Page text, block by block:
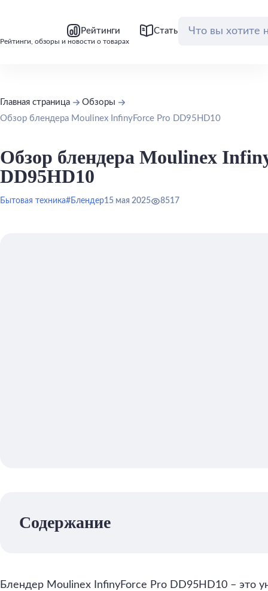
Рейтинги, обзоры и новости о товарах
Рейтинги Статьи Обзоры
Главная страница
Обзоры
Обзор блендера Moulinex InfinyForce Pro DD95HD10
Обзор блендера Moulinex
DD95HD10
Бытовая техника#Блендер15 мая 2025 8517
Содержание
Блендер Moulinex InfinyForce Pro DD95HD10 – это